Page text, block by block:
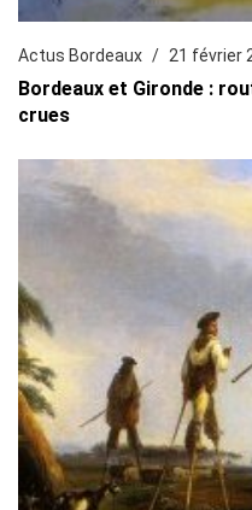
Actus Bordeaux 21 février
Bordeaux et Gironde :
crues